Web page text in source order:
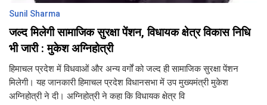
Sunil Sharma
जल्द मिलेगी सामाजिक सुरक्षा पेंशन, विधायक क्षेत्र विकास निधि
भी जारी : मुकेश अग्निहोत्री
हिमाचल प्रदेश में विधवाओं और अन्य वर्गों को जल्द ही सामाजिक सुरक्षा पेंशन
मिलेगी। यह जानकारी हिमाचल प्रदेश विधानसभा में उप मुख्यमंत्री मुकेश
अग्निहोत्री ने दी। अग्निहोत्री ने कहा कि विधायक क्षेत्र वि